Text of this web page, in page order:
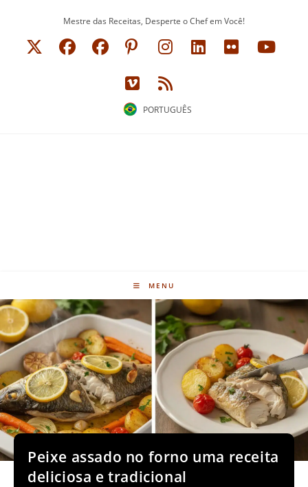
Mestre das Receitas, Desperte o Chef em Você!
PORTUGUÊS
MENU
Peixe assado no forno uma receita
deliciosa e tradicional